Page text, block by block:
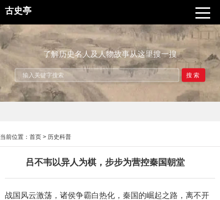
古史亭
了解历史名人及人物故事从这里搜一搜
搜索
当前位置： 首页 > 历史科普
吕不韦以异人为棋，步步为营控秦国朝堂
战国风云激荡，诸侯争霸白热化，秦国的崛起之路，离不开